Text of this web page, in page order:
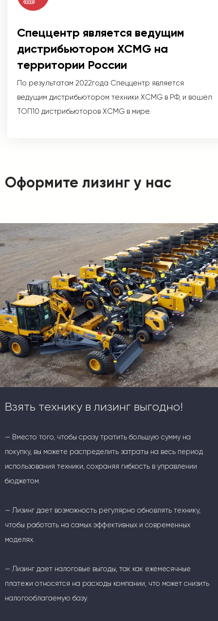
Спеццентр является ведущим
дистрибьютором XCMG на
территории России
По результатам 2022года Спеццентр является
ведущим дистрибьютором техники XCMG в РФ, и вошел
ТОП10 дистрибьюторов XCMG в мире.
Оформите лизинг у нас
Взять технику в лизинг выгодно!
— Вместо того, чтобы сразу тратить большую сумму на
покупку, вы можете распределить затраты на весь период
использования техники, сохраняя гибкость в управлении
бюджетом.
— Лизинг дает возможность регулярно обновлять технику,
чтобы работать на самых эффективных и современных
моделях.
— Лизинг дает налоговые выгоды, так как ежемесячные
платежи относятся на расходы компании, что может снизить
налогооблагаемую базу.